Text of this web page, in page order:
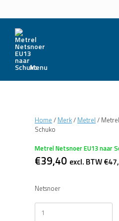
Menu
Home / Merk/ Metrel /
Schuko
Metrel Netsnoer EU13 naar
€39,40 excl. BTW€
Netsnoer
Metrel
Netsnoer